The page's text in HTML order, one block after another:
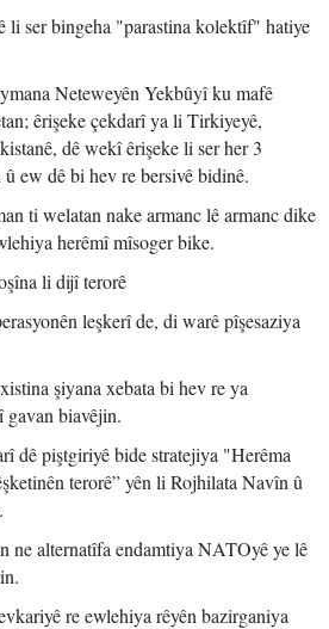
li ser bingeha "parastina kolektîf" hatiye
Neteweyên Yekbûyî ku mafê
êrişeke çekdarî ya li Tirkiyeyê,
dê wekî êrişeke li ser her 3
ew dê bi hev re bersivê bidinê.
ti welatan nake armanc lê armanc dike
herêmî mîsoger bike.
li dijî terorê
leşkerî de, di warê pîşesaziya
şiyana xebata bi hev re ya
gavan biavêjin.
dê piştgiriyê bide stratejiya "Herêma
terorê” yên li Rojhilata Navîn û
ne alternatîfa endamtiya NATOyê ye lê
re ewlehiya rêyên bazirganiya